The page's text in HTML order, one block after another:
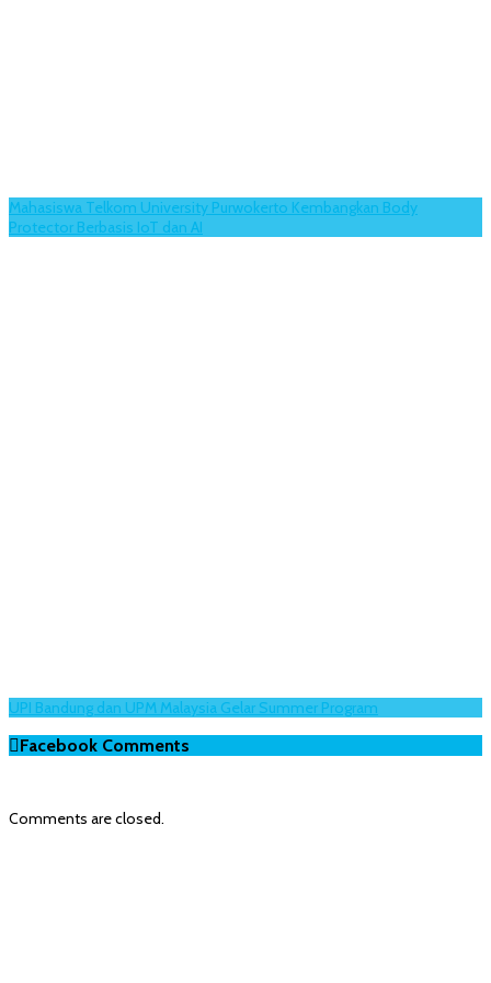
Mahasiswa Telkom University Purwokerto Kembangkan Body
Protector Berbasis IoT dan AI
UPI Bandung dan UPM Malaysia Gelar Summer Program
Facebook Comments
Comments are closed.